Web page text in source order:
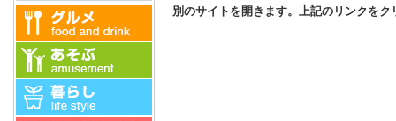
別のサイトを開きます。上記のリンクをク